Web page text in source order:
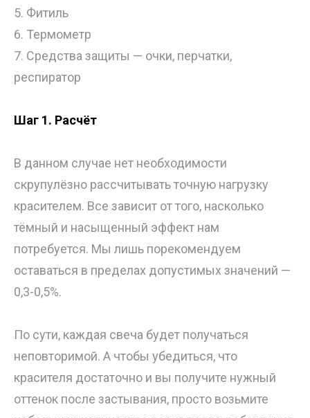
5. Фитиль
6. Термометр
7. Средства защиты — очки, перчатки,
респиратор
Шаг 1. Расчёт
В данном случае нет необходимости
скрупулёзно рассчитывать точную нагрузку
красителем. Все зависит от того, насколько
тёмный и насыщенный эффект нам
потребуется. Мы лишь порекомендуем
оставаться в пределах допустимых значений —
0,3-0,5%.
По сути, каждая свеча будет получаться
неповторимой. А чтобы убедиться, что
красителя достаточно и вы получите нужный
оттенок после застывания, просто возьмите